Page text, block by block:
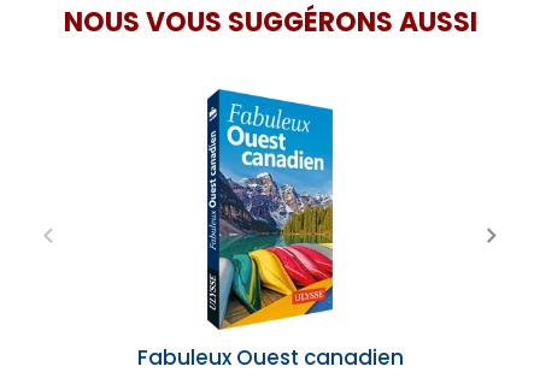
NOUS VOUS SUGGÉRONS AUSSI
Fabuleux Ouest canadien